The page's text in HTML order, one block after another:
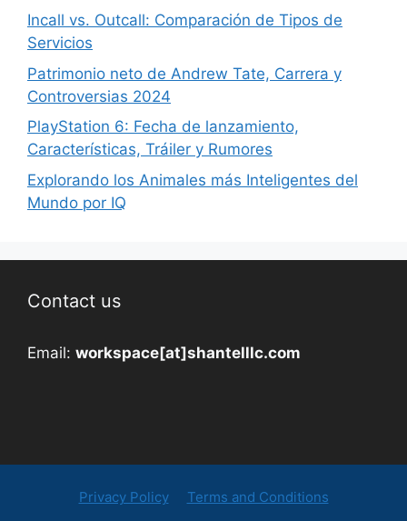
Incall vs. Outcall: Comparación de Tipos de
Servicios
Patrimonio neto de Andrew Tate, Carrera y
Controversias 2024
PlayStation 6: Fecha de lanzamiento,
Características, Tráiler y Rumores
Explorando los Animales más Inteligentes del
Mundo por IQ
Contact us
Email: workspace[at]shantelllc.com
Privacy Policy
Terms and Conditions